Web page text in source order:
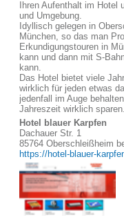
Ihren Aufenthalt im Hotel
und Umgebung.
Idyllisch gelegen in
München, so das man
Erkundigungstouren in
kann und dann mit S-
kann.
Das Hotel bietet viele
wirklich für jeden etwas
jedenfall im Auge
Jahreszeit wirklich sparen.
Hotel blauer Karpfen
Dachauer Str. 1
85764 Oberschleißheim
https://hotel-blauer-